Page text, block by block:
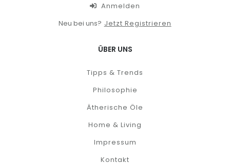
Anmelden
Neu bei uns? Jetzt Registrieren
ÜBER UNS
Tipps & Trends
Philosophie
Ätherische Öle
Home & Living
Impressum
Kontakt